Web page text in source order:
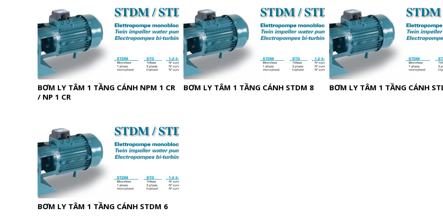
BƠM LY TÂM 1 TẦNG CÁNH NPM 1 CR
/ NP 1 CR
BƠM LY TÂM 1 TẦNG CÁNH STDM 8 BƠM LY TÂM 1 TẦNG CÁNH
BƠM LY TÂM 1 TẦNG CÁNH STDM 6